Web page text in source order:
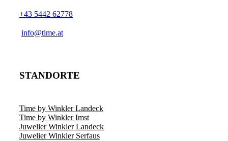
+43 5442 62778
info@time.at
STANDORTE
Time by Winkler Landeck
Time by Winkler Imst
Juwelier Winkler Landeck
Juwelier Winkler Serfaus